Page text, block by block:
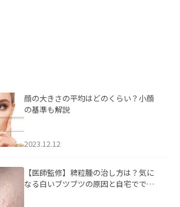
顔の大きさの平均はどのくらい？小顔
の基準も解説
2023.12.12
【医師監修】稗粒腫の治し方は？気に
なる白いブツブツの原因と自宅ででき